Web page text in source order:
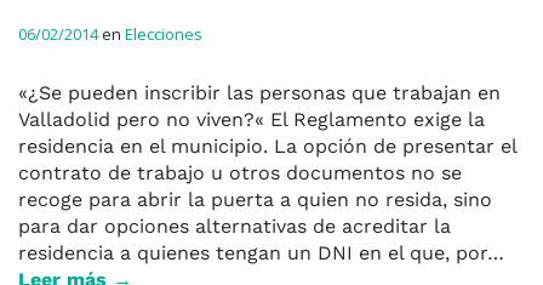
06/02/2014en Elecciones
«¿Se pueden inscribir las personas que trabajan en
Valladolid pero no viven?« El Reglamento exige la
residencia en el municipio. La opción de presentar el
contrato de trabajo u otros documentos no se
recoge para abrir la puerta a quien no resida, sino
para dar opciones alternativas de acreditar la
residencia a quienes tengan un DNI en el que, por…
Leer más →